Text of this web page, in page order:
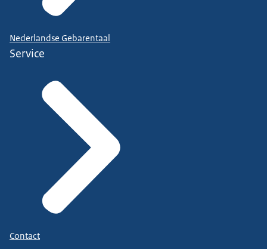
Nederlandse Gebarentaal
Service
Contact